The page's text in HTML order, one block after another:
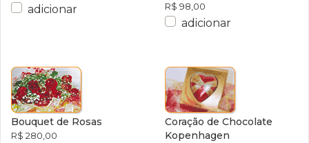
adicionar R$ 98,00
adicionar
Bouquet de Rosas
R$ 280,00
Coração de Chocolate
Kopenhagen